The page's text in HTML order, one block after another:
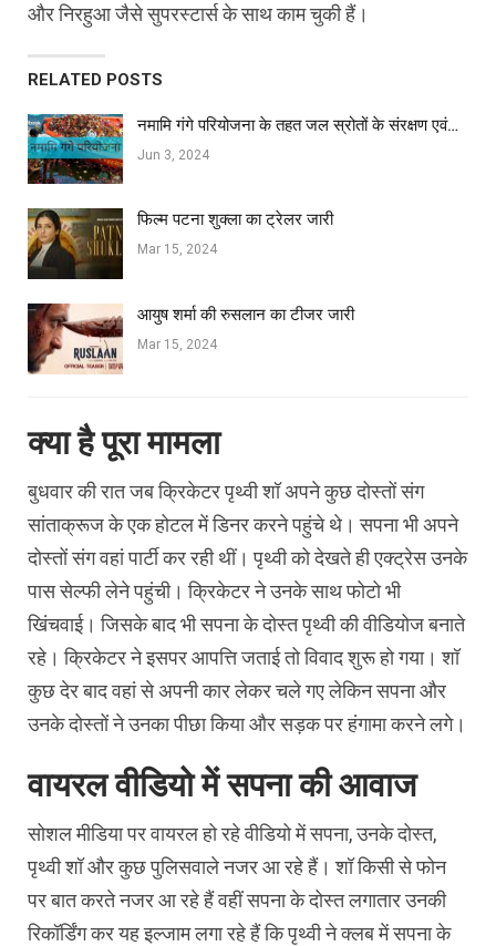
और निरहुआ जैसे सुपरस्टार्स के साथ काम चुकी हैं।
RELATED POSTS
नमामि गंगे परियोजना के तहत जल स्रोतों के संरक्षण एवं…
Jun 3, 2024
फिल्‍म पटना शुक्ला का ट्रेलर जारी
Mar 15, 2024
आयुष शर्मा की रुसलान का टीजर जारी
Mar 15, 2024
क्या है पूरा मामला
बुधवार की रात जब क्रिकेटर पृथ्वी शॉ अपने कुछ दोस्तों संग
सांताक्रूज के एक होटल में डिनर करने पहुंचे थे। सपना भी अपने
दोस्तों संग वहां पार्टी कर रही थीं। पृथ्वी को देखते ही एक्ट्रेस उनके
पास सेल्फी लेने पहुंची। क्रिकेटर ने उनके साथ फोटो भी
खिंचवाई। जिसके बाद भी सपना के दोस्त पृथ्वी की वीडियोज बनाते
रहे। क्रिकेटर ने इसपर आपत्ति जताई तो विवाद शुरू हो गया। शॉ
कुछ देर बाद वहां से अपनी कार लेकर चले गए लेकिन सपना और
उनके दोस्तों ने उनका पीछा किया और सड़क पर हंगामा करने लगे।
वायरल वीडियो में सपना की आवाज
सोशल मीडिया पर वायरल हो रहे वीडियो में सपना, उनके दोस्त,
पृथ्वी शॉ और कुछ पुलिसवाले नजर आ रहे हैं। शॉ किसी से फोन
पर बात करते नजर आ रहे हैं वहीं सपना के दोस्त लगातार उनकी
रिकॉर्डिंग कर यह इल्जाम लगा रहे हैं कि पृथ्वी ने क्लब में सपना के